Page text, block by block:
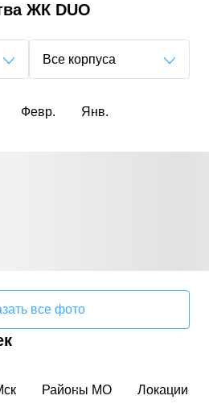
ЖК DUO
Все корпуса
Февр. Янв.
все фото
Районы МО Локации